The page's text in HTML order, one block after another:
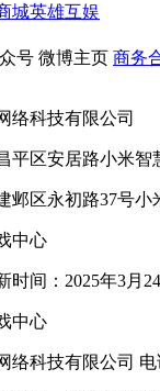
城英雄互娱
号 微博主页 商务
络科技有限公司
平区安居路小米智
邺区永初路37号小
中心
时间：2025年3月
中心
络科技有限公司 电